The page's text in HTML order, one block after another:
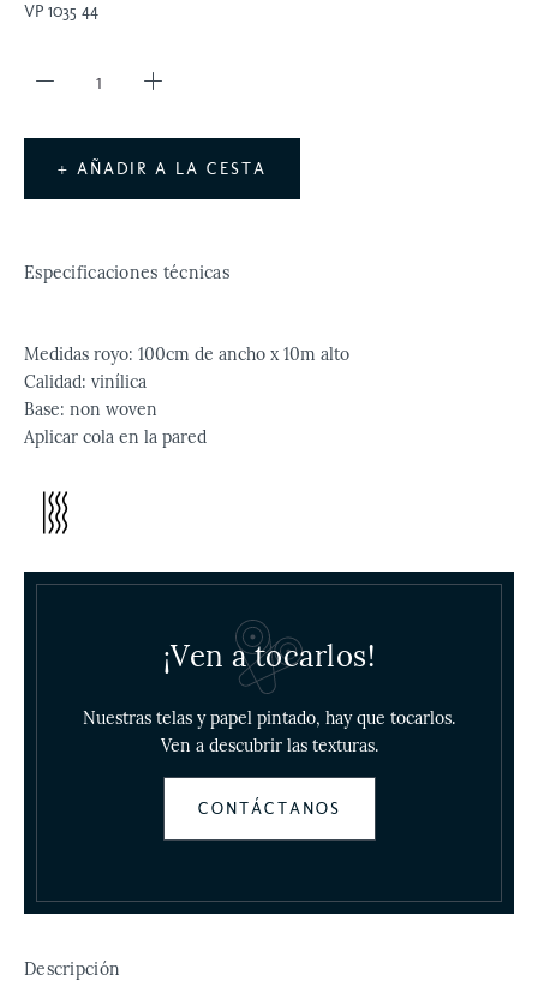
VP 1035 44
+ AÑADIR A LA CESTA
Especificaciones técnicas
Medidas royo: 100cm de ancho x 10m alto
Calidad: vinílica
Base: non woven
Aplicar cola en la pared
¡Ven a tocarlos!
Nuestras telas y papel pintado, hay que tocarlos.
Ven a descubrir las texturas.
CONTÁCTANOS
Descripción